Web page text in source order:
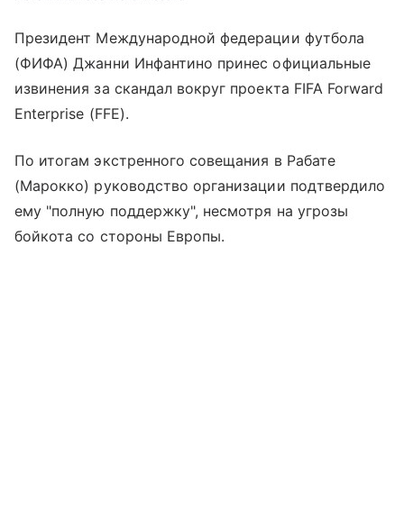
Президент Международной федерации футбола
(ФИФА) Джанни Инфантино принес официальные
извинения за скандал вокруг проекта FIFA Forward
Enterprise (FFE).
По итогам экстренного совещания в Рабате
(Марокко) руководство организации подтвердило
ему "полную поддержку", несмотря на угрозы
бойкота со стороны Европы.